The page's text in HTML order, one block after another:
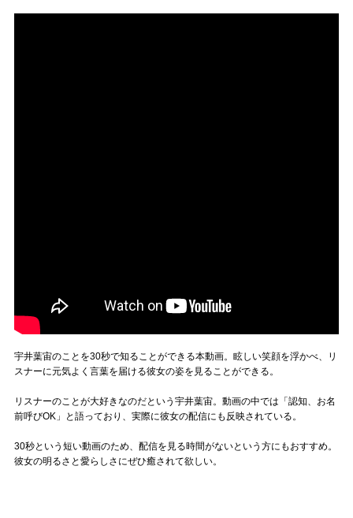
宇井葉宙のことを30秒で知ることができる本動画。眩しい笑顔を浮かべ、リ
スナーに元気よく言葉を届ける彼女の姿を見ることができる。
リスナーのことが大好きなのだという宇井葉宙。動画の中では「認知、お名
前呼びOK」と語っており、実際に彼女の配信にも反映されている。
30秒という短い動画のため、配信を見る時間がないという方にもおすすめ。
彼女の明るさと愛らしさにぜひ癒されて欲しい。